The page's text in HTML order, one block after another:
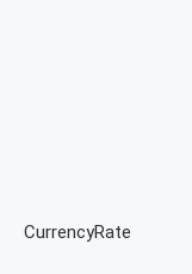
CurrencyRate